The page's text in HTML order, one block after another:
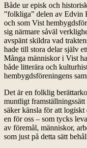
Både ur episk och
”folkliga” delen av Edvin
och som Vist
sig närmare såväl
avspänt skildra vad
hade till stora delar själv
Många människor i Vist
både litterära och
hembygdsföreningens
Det är en folklig
muntligt
säker känsla för att
en för oss – som tycks
av föremål, människor,
som just på detta sätt